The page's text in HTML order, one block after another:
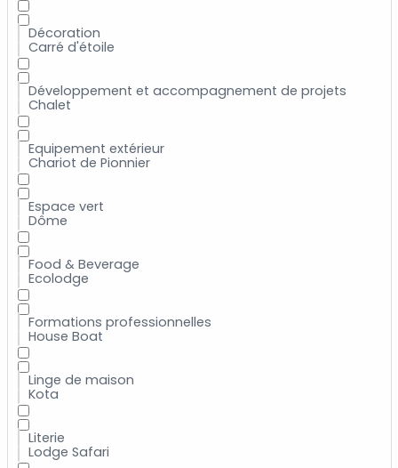
Carré d'étoile
Chalet
Chariot de Pionnier
Dôme
Ecolodge
House Boat
Kota
Lodge Safari
Décoration
Développement et accompagnement de projets
Equipement extérieur
Espace vert
Food & Beverage
Formations professionnelles
Linge de maison
Literie